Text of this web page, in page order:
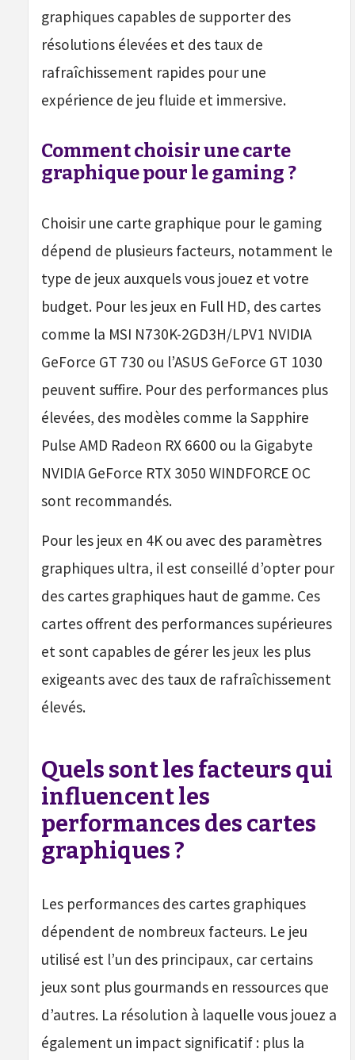
graphiques capables de supporter des
résolutions élevées et des taux de
rafraîchissement rapides pour une
expérience de jeu fluide et immersive.
Comment choisir une carte
graphique pour le gaming ?
Choisir une carte graphique pour le gaming
dépend de plusieurs facteurs, notamment le
type de jeux auxquels vous jouez et votre
budget. Pour les jeux en Full HD, des cartes
comme la MSI N730K-2GD3H/LPV1 NVIDIA
GeForce GT 730 ou l’ASUS GeForce GT 1030
peuvent suffire. Pour des performances plus
élevées, des modèles comme la Sapphire
Pulse AMD Radeon RX 6600 ou la Gigabyte
NVIDIA GeForce RTX 3050 WINDFORCE OC
sont recommandés.
Pour les jeux en 4K ou avec des paramètres
graphiques ultra, il est conseillé d’opter pour
des cartes graphiques haut de gamme. Ces
cartes offrent des performances supérieures
et sont capables de gérer les jeux les plus
exigeants avec des taux de rafraîchissement
élevés.
Quels sont les facteurs qui
influencent les
performances des cartes
graphiques ?
Les performances des cartes graphiques
dépendent de nombreux facteurs. Le jeu
utilisé est l’un des principaux, car certains
jeux sont plus gourmands en ressources que
d’autres. La résolution à laquelle vous jouez a
également un impact significatif : plus la